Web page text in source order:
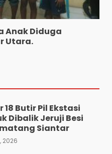
Anak Diduga
Utara.
2026
Pil Ekstasi:
18 Butir Pil Ekstasi
Dibalik Jeruji Besi
Siantar
2026